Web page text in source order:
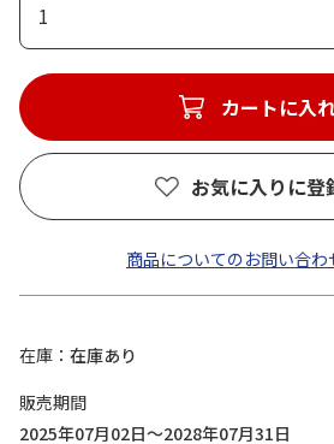
1
カートに入
お気に入りに登
商品についてのお問い合わ
在庫
在庫あり
販売期間
2025年07月02日～2028年07月31日